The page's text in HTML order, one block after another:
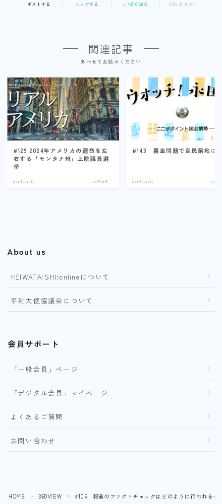
ポストする シェアする LINEで送る URLをコピー
関連記事
あわせてお読みください
#129 2024年アメリカの運命を左
右する「モンタナ州」上院議員選
挙
2024.09.18 360VIEW
#143 裏金問題で自民窮地に
2024.02.20
About us
HEIWATAISHI:onlineについて
平和大使協議会について
会員サポート
「一般会員」ページ
「デジタル会員」マイページ
よくあるご質問
お問い合わせ
HOME ＞ 360VIEW ＞ #105 報道のファクトチェックはどのように行われるべ